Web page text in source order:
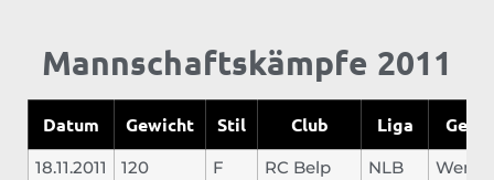
Mannschaftskämpfe 2011
Datum Gewicht Stil Club Liga
18.11.2011 120 F RC Belp NLB